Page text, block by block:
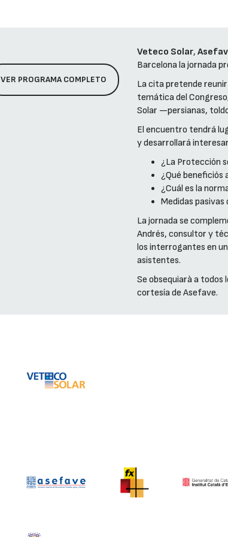
VER PROGRAMA COMPLETO
Veteco Solar,
Barcelona la jornada
La cita pretende
temática del
Solar —persianas,
El encuentro tendrá
y desarrollará
¿La Protección
¿Qué
¿Cuál es la
Medidas
La jornada se
Andrés, consultor y
los interrogantes en
asistentes.
Se obsequiarà a todos
cortesía de Asefave.